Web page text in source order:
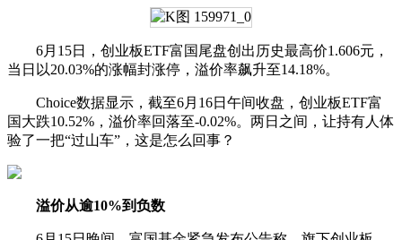
6月15日，创业板ETF富国尾盘创出历史最高价1.606元，
当日以20.03%的涨幅封涨停，溢价率飙升至14.18%。
Choice数据显示，截至6月16日午间收盘，创业板ETF富
国大跌10.52%，溢价率回落至-0.02%。两日之间，让持有人体
验了一把“过山车”，这是怎么回事？
溢价从逾10%到负数